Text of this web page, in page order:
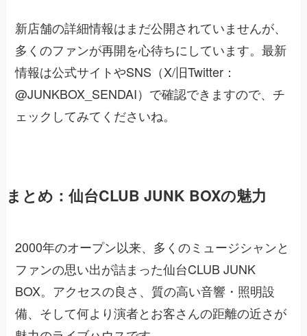
新店舗の詳細情報はまだ公開されていませんが、
多くのファンが再開を心待ちにしています。最新
情報は公式サイトやSNS（X/旧Twitter：
@JUNKBOX_SENDAI）で確認できますので、チ
ェックしてみてくださいね。
まとめ：仙台CLUB JUNK BOXの魅力
2000年のオープン以来、多くのミュージシャンと
ファンの思い出が詰まった仙台CLUB JUNK
BOX。アクセスの良さ、質の高い音響・照明設
備、そして何より演者とお客さんの距離の近さが